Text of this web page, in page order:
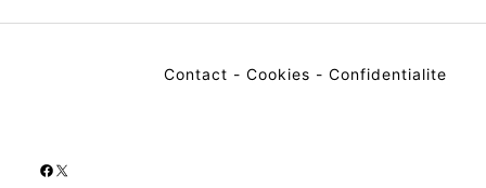
Contact - Cookies - Confidentialite
Facebook
X